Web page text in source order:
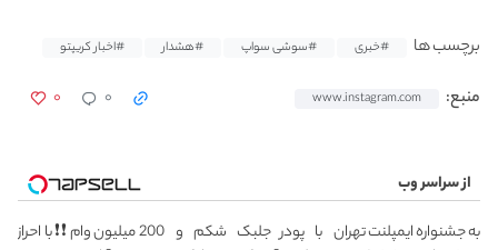
برچسب ها #خبری #سوشی سواپ #هشدار #اخبار کریپتو
منبع: www.instagram.com ۰ ۰
از سراسر وب
به جشنواره ایمپلنت تهران با پودر جلبک شکم و
200 میلیون وام ❗❗ با احراز